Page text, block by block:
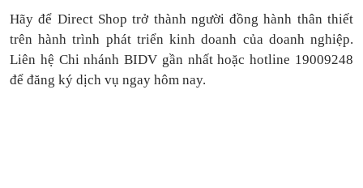
Hãy để Direct Shop trở thành người đồng hành thân thiết
trên hành trình phát triển kinh doanh của doanh nghiệp.
Liên hệ Chi nhánh BIDV gần nhất hoặc hotline 19009248
để đăng ký dịch vụ ngay hôm nay.